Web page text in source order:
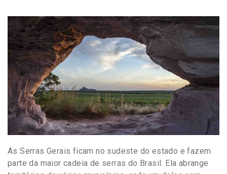
As Serras Gerais ficam no sudeste do estado e fazem
parte da maior cadeia de serras do Brasil. Ela abrange